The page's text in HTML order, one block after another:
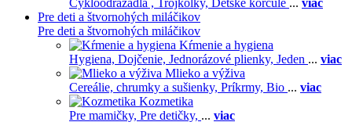
Cykloodrážadlá , Trojkolky, Detské korčule ... viac
Pre deti a štvornohých miláčikov
Pre deti a štvornohých miláčikov
Kŕmenie a hygiena
Hygiena, Dojčenie, Jednorázové plienky, Jeden ... viac
Mlieko a výživa
Cereálie, chrumky a sušienky, Príkrmy, Bio ... viac
Kozmetika
Pre mamičky, Pre detičky, ... viac